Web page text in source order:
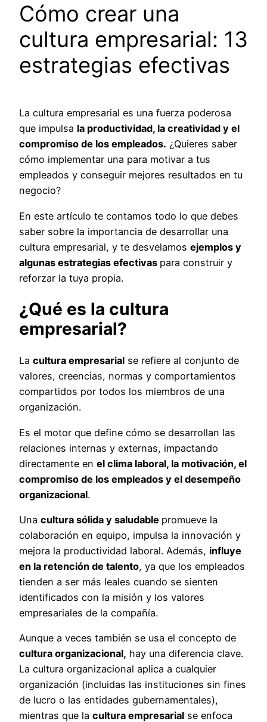
Cómo crear una
cultura empresarial: 13
estrategias efectivas
La cultura empresarial es una fuerza poderosa
que impulsa la productividad, la creatividad y el
compromiso de los empleados. ¿Quieres saber
cómo implementar una para motivar a tus
empleados y conseguir mejores resultados en tu
negocio?
En este artículo te contamos todo lo que debes
saber sobre la importancia de desarrollar una
cultura empresarial, y te desvelamos ejemplos y
algunas estrategias efectivas para construir y
reforzar la tuya propia.
¿Qué es la cultura
empresarial?
La cultura empresarial se refiere al conjunto de
valores, creencias, normas y comportamientos
compartidos por todos los miembros de una
organización.
Es el motor que define cómo se desarrollan las
relaciones internas y externas, impactando
directamente en el clima laboral, la motivación, el
compromiso de los empleados y el desempeño
organizacional.
Una cultura sólida y saludable promueve la
colaboración en equipo, impulsa la innovación y
mejora la productividad laboral. Además, influye
en la retención de talento, ya que los empleados
tienden a ser más leales cuando se sienten
identificados con la misión y los valores
empresariales de la compañía.
Aunque a veces también se usa el concepto de
cultura organizacional, hay una diferencia clave.
La cultura organizacional aplica a cualquier
organización (incluidas las instituciones sin fines
de lucro o las entidades gubernamentales),
mientras que la cultura empresarial se enfoca